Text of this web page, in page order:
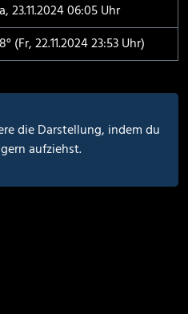
23.11.2024 06:05 Uhr
(Fr, 22.11.2024 23:53 Uhr)
die Darstellung, indem du
aufziehst.